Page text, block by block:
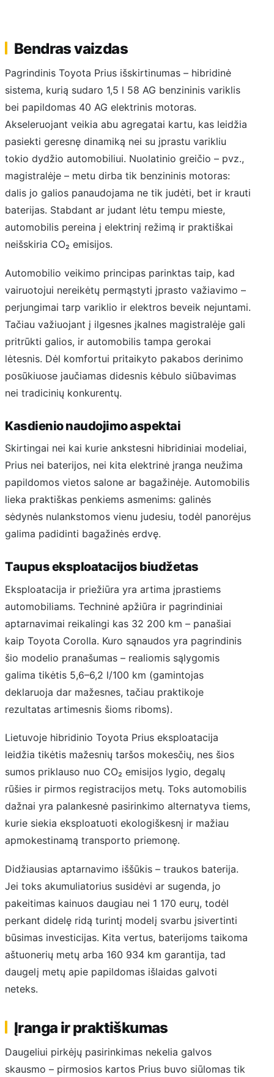
Bendras vaizdas
Pagrindinis Toyota Prius išskirtinumas – hibridinė
sistema, kurią sudaro 1,5 l 58 AG benzininis variklis
bei papildomas 40 AG elektrinis motoras.
Akseleruojant veikia abu agregatai kartu, kas leidžia
pasiekti geresnę dinamiką nei su įprastu varikliu
tokio dydžio automobiliui. Nuolatinio greičio – pvz.,
magistralėje – metu dirba tik benzininis motoras:
dalis jo galios panaudojama ne tik judėti, bet ir krauti
baterijas. Stabdant ar judant lėtu tempu mieste,
automobilis pereina į elektrinį režimą ir praktiškai
neišskiria CO₂ emisijos.
Automobilio veikimo principas parinktas taip, kad
vairuotojui nereikėtų permąstyti įprasto važiavimo –
perjungimai tarp variklio ir elektros beveik nejuntami.
Tačiau važiuojant į ilgesnes įkalnes magistralėje gali
pritrūkti galios, ir automobilis tampa gerokai
lėtesnis. Dėl komfortui pritaikyto pakabos derinimo
posūkiuose jaučiamas didesnis kėbulo siūbavimas
nei tradicinių konkurentų.
Kasdienio naudojimo aspektai
Skirtingai nei kai kurie ankstesni hibridiniai modeliai,
Prius nei baterijos, nei kita elektrinė įranga neužima
papildomos vietos salone ar bagažinėje. Automobilis
lieka praktiškas penkiems asmenims: galinės
sėdynės nulankstomos vienu judesiu, todėl panorėjus
galima padidinti bagažinės erdvę.
Taupus eksploatacijos biudžetas
Eksploatacija ir priežiūra yra artima įprastiems
automobiliams. Techninė apžiūra ir pagrindiniai
aptarnavimai reikalingi kas 32 200 km – panašiai
kaip Toyota Corolla. Kuro sąnaudos yra pagrindinis
šio modelio pranašumas – realiomis sąlygomis
galima tikėtis 5,6–6,2 l/100 km (gamintojas
deklaruoja dar mažesnes, tačiau praktikoje
rezultatas artimesnis šioms riboms).
Lietuvoje hibridinio Toyota Prius eksploatacija
leidžia tikėtis mažesnių taršos mokesčių, nes šios
sumos priklauso nuo CO₂ emisijos lygio, degalų
rūšies ir pirmos registracijos metų. Toks automobilis
dažnai yra palankesnė pasirinkimo alternatyva tiems,
kurie siekia eksploatuoti ekologiškesnį ir mažiau
apmokestinamą transporto priemonę.
Didžiausias aptarnavimo iššūkis – traukos baterija.
Jei toks akumuliatorius susidėvi ar sugenda, jo
pakeitimas kainuos daugiau nei 1 170 eurų, todėl
perkant didelę ridą turintį modelį svarbu įsivertinti
būsimas investicijas. Kita vertus, baterijoms taikoma
aštuonerių metų arba 160 934 km garantija, tad
daugelį metų apie papildomas išlaidas galvoti
neteks.
Įranga ir praktiškumas
Daugeliui pirkėjų pasirinkimas nekelia galvos
skausmo – pirmosios kartos Prius buvo siūlomas tik